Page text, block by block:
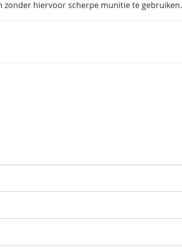
zonder hiervoor scherpe munitie te gebruiken.